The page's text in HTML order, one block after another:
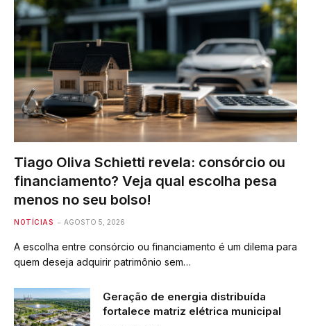
Tiago Oliva Schietti revela: consórcio ou
financiamento? Veja qual escolha pesa
menos no seu bolso!
NOTÍCIAS AGOSTO 5, 2026
A escolha entre consórcio ou financiamento é um dilema para
quem deseja adquirir patrimônio sem…
Geração de energia distribuída
fortalece matriz elétrica municipal